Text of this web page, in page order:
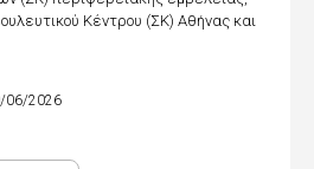
Κέντρου (ΣΚ) Αθήνας και
06/2026